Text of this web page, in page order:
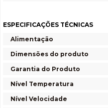
ESPECIFICAÇÕES TÉCNICAS
Alimentação
Dimensões do produto
Garantia do Produto
Nível Temperatura
Nível Velocidade